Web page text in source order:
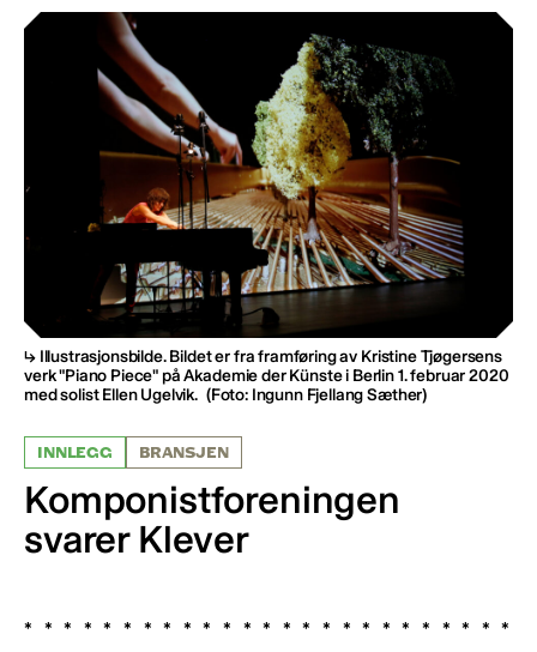
Illustrasjonsbilde. Bildet er fra framføring av Kristine Tjøgersens
verk "Piano Piece" på Akademie der Künste i Berlin 1. februar 2020
med solist Ellen Ugelvik. (Foto: Ingunn Fjellang Sæther)
INNLEGG BRANSJEN
Komponistforeningen
svarer Klever